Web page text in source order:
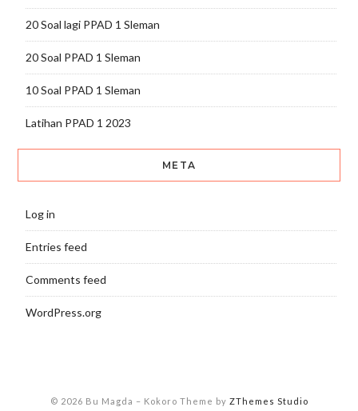
20 Soal lagi PPAD 1 Sleman
20 Soal PPAD 1 Sleman
10 Soal PPAD 1 Sleman
Latihan PPAD 1 2023
META
Log in
Entries feed
Comments feed
WordPress.org
© 2026 Bu Magda – Kokoro Theme by ZThemes Studio